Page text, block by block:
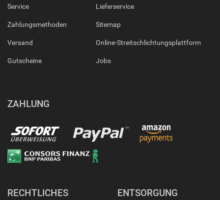
Service
Zahlungsmethoden
Versand
Gutscheine
Lieferservice
Sitemap
Online-Streitschlichtungsplattform
Jobs
ZAHLUNG
RECHTLICHES ENTSORGUNG